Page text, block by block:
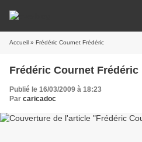
Accueil » Frédéric Cournet Frédéric
Frédéric Cournet Frédéric
Publié le 16/03/2009 à 18:23
Par caricadoc